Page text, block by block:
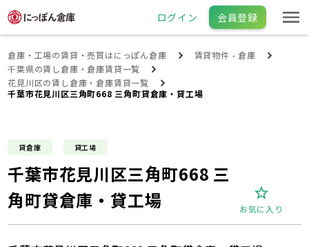
ログイン 会員登録
倉庫・工場の賃貸・売買はにっぽん倉庫
賃貸物件 - 倉庫
千葉県の賃し倉庫・倉庫賃貸一覧
花見川区の賃し倉庫・倉庫賃貸一覧
千葉市花見川区三角町668 三角町貸倉庫・貸工場
貸倉庫 貸工場
千葉市花見川区三角町668 三
角町貸倉庫・貸工場
お気に入り